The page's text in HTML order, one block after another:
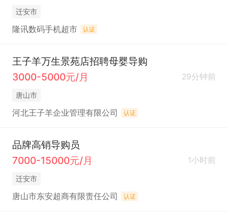
迁安市
隆讯数码手机超市 认证
王子羊万生景苑店招聘母婴导购
3000-5000元/月
29分钟前
唐山市
河北王子羊企业管理有限公司 认证
品牌高销导购员
7000-15000元/月
1小时前
迁安市
唐山市东安超商有限责任公司 认证